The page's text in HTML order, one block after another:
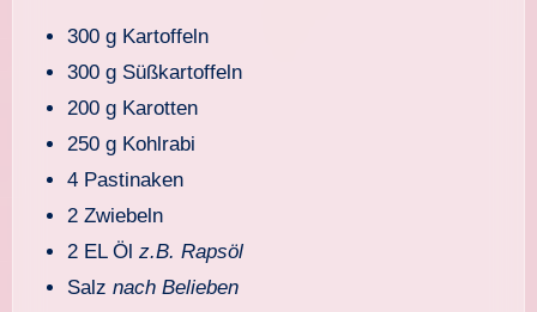
300 g Kartoffeln
300 g Süßkartoffeln
200 g Karotten
250 g Kohlrabi
4 Pastinaken
2 Zwiebeln
2 EL Ölz.B. Rapsöl
Salznach Belieben